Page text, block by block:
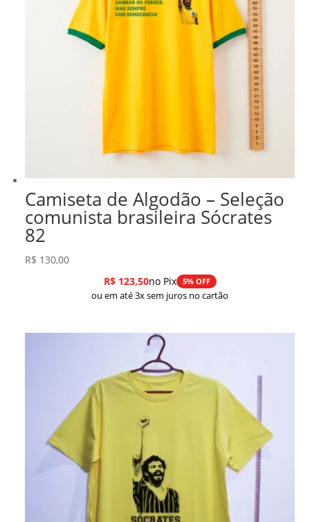
Camiseta de Algodão – Seleção
comunista brasileira Sócrates
82
R$ 130,00
R$123,50no Pix 5% OFF
ou em até 3x sem juros no cartão